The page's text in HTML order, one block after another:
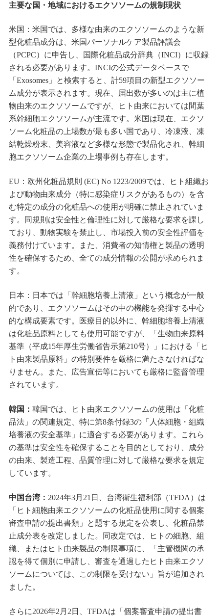
主要な国・地域におけるエクソソームの規制現状
米国：米国では、多様な由来のエクソソームのような新
型化粧品成分は、米国パーソナルケア製品評議会
（PCPC）に申告し、国際化粧品成分辞典（INCI）に収録
される必要があります。INCIの公式データベースで
「Exosomes」と検索すると、計59項目の新型エクソソー
ム成分が表示されます。現在、届出数が多いのは主に植
物由来のエクソソームですが、ヒト由来においては間葉
系幹細胞エクソソームが主流です。米国は現在、エクソ
ソーム化粧品の上場数が最も多い国であり、冷凍液、凍
結乾燥粉末、美容液など多様な形態で製品化され、幹細
胞エクソソーム企業の上場事例も存在します。
EU：欧州化粧品規則 (EC) No 1223/2009では、ヒト組織お
よび動物由来成分（特に感染症リスクがあるもの）を含
む特定の成分の化粧品への使用が明確に禁止されていま
す。同規則は安全性と倫理性に対して厳格な要求を課し
ており、動物実験を禁止し、市場投入前の安全性評価を
義務付けています。また、消費者の知情権と製品の透明
性を確保するため、全ての成分情報の公開が求められま
す。
日本：日本では「幹細胞培養上清液」という概念が一般
的であり、エクソソームはその中の機能を発揮する中心
的な構成要素です。医療目的以外に、幹細胞培養上清液
は化粧品原料としても使用可能ですが、「生物由来原料
基準（平成15年厚生労働省告示第210号）」における「ヒ
ト由来製品原料」の特別要件を厳格に満たさなければな
りません。また、広告宣伝等においても厳格に監督管理
されています。
韓国： 韓国では、ヒト由来エクソソームの使用は「化粧
品法」の関連規定、特に第8条付録3の「人体細胞・組織
培養液の安全基準」に適合する必要があります。これら
の基準は安全性を確保することを目的としており、成分
の由来、製造工程、品質管理に対して厳格な要求を規定
しています。
中国台湾： 2024年3月21日、台湾衛生福利部（TFDA）は
「ヒト細胞由来エクソソームの化粧品使用に関する個案
審査申請の提出書類」と題する規定を公表し、化粧品禁
止成分表を改定しました。同改定では、ヒトの細胞、組
織、またはヒト由来製品の制限事項に、「主管機関の承
認を得て個別に申請し、審査を通過したヒト由来エクソ
ソームについては、この制限を受けない」旨が追加され
ました。
さらに2026年2月2日、TFDAは「個案審査申請の提出書